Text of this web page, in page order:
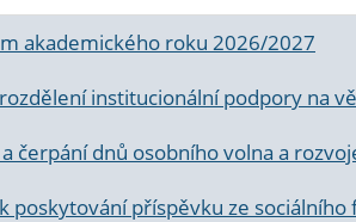
akademického roku 2026/2027
institucionální podpory na
čerpání dnů osobního volna a
poskytování příspěvku ze